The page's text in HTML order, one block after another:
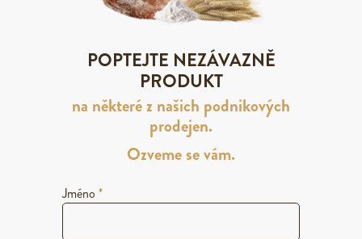
POPTEJTE NEZÁVAZNĚ
PRODUKT
na některé z našich podnikových
prodejen.
Ozveme se vám.
Jméno *